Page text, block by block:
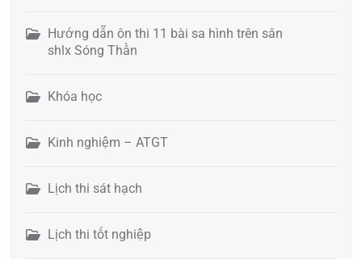
Hướng dẫn ôn thi 11 bài sa hình trên sân
shlx Sóng Thần
Khóa học
Kinh nghiệm – ATGT
Lịch thi sát hạch
Lịch thi tốt nghiệp